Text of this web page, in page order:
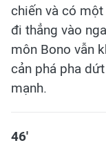
chiến và có
đi thẳng vào
môn Bono vẫn
cản phá pha
mạnh.
46'